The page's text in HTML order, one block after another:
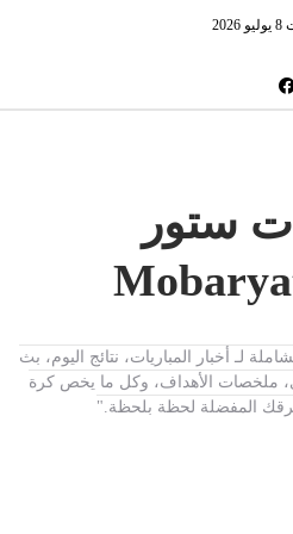
ستور
لـ أخبار المباريات، نتائج اليوم، بث
ملخصات الأهداف، وكل ما يخص كرة
المفضلة لحظة بلحظة."